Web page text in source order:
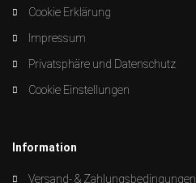
Cookie Erklärung
Impressum
Privatsphäre und Datenschutz
Cookie Einstellungen
Information
Versand- & Zahlungsbedingungen